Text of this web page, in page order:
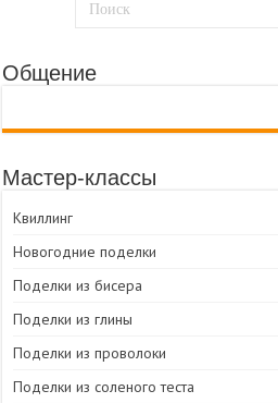
Общение
Мастер-классы
Квиллинг
Новогодние поделки
Поделки из бисера
Поделки из глины
Поделки из проволоки
Поделки из соленого теста